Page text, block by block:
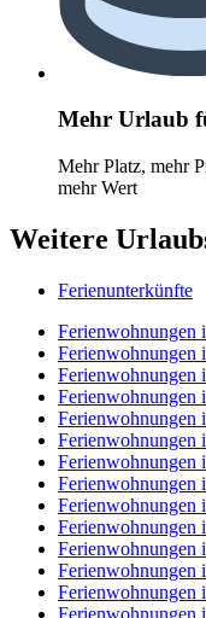
Mehr Urlaub
Mehr Platz, mehr
mehr Wert
Weitere
Ferienunterkünfte
Ferienwohnungen
Ferienwohnungen
Ferienwohnungen
Ferienwohnungen
Ferienwohnungen
Ferienwohnungen
Ferienwohnungen
Ferienwohnungen
Ferienwohnungen
Ferienwohnungen
Ferienwohnungen
Ferienwohnungen